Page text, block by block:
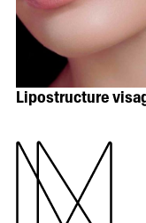
Lipostructure